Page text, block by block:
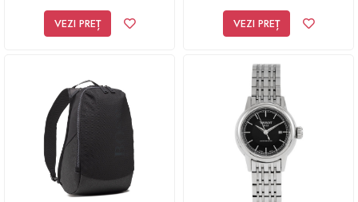
VEZI PREȚ VEZI PREȚ